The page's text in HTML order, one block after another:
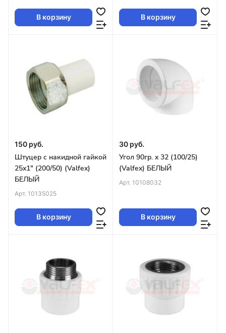
В корзину В корзину
150 руб.
Штуцер с накидной гайкой
25x1" (200/50) (Valfex)
БЕЛЫЙ
Арт. 10135025
В корзину
30 руб.
Угол 90гр. x 32 (100/25)
(Valfex) БЕЛЫЙ
Арт. 10108032
В корзину